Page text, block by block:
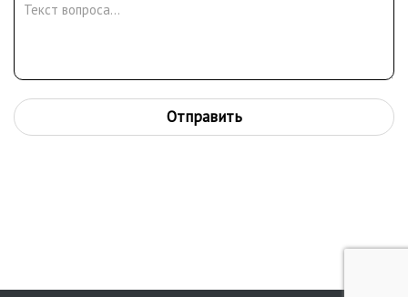
Отправить